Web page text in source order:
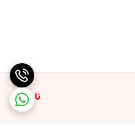
ناموجود